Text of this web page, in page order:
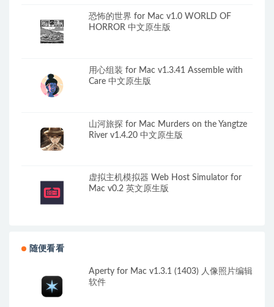
恐怖的世界 for Mac v1.0 WORLD OF
HORROR 中文原生版
用心组装 for Mac v1.3.41 Assemble with
Care 中文原生版
山河旅探 for Mac Murders on the Yangtze
River v1.4.20 中文原生版
虚拟主机模拟器 Web Host Simulator for
Mac v0.2 英文原生版
随便看看
Aperty for Mac v1.3.1 (1403) 人像照片编辑
软件